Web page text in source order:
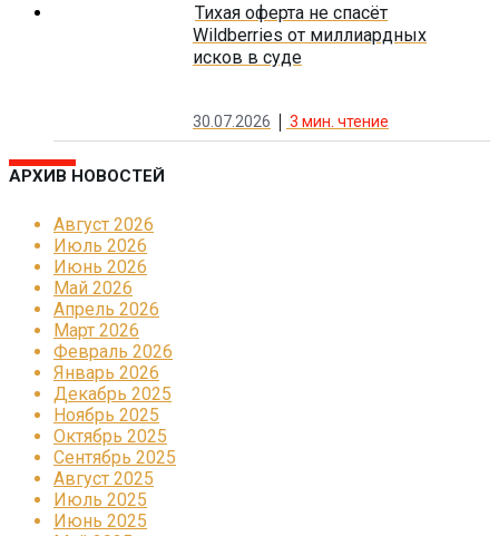
Тихая оферта не спасёт
Wildberries от миллиардных
исков в суде
30.07.2026 3 мин. чтение
АРХИВ НОВОСТЕЙ
Август 2026
Июль 2026
Июнь 2026
Май 2026
Апрель 2026
Март 2026
Февраль 2026
Январь 2026
Декабрь 2025
Ноябрь 2025
Октябрь 2025
Сентябрь 2025
Август 2025
Июль 2025
Июнь 2025